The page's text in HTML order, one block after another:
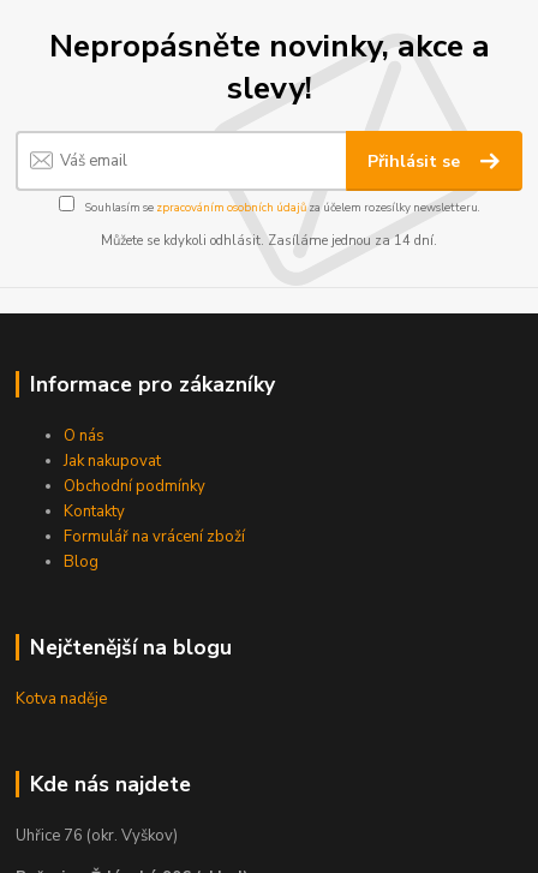
Nepropásněte novinky, akce a
slevy!
Přihlásit se
Souhlasím se zpracováním osobních údajůza účelem rozesílky newsletteru.
Můžete se kdykoli odhlásit. Zasíláme jednou za 14 dní.
Informace pro zákazníky
O nás
Jak nakupovat
Obchodní podmínky
Kontakty
Formulář na vrácení zboží
Blog
Nejčtenější na blogu
Kotva naděje
Kde nás najdete
Uhřice 76 (okr. Vyškov)